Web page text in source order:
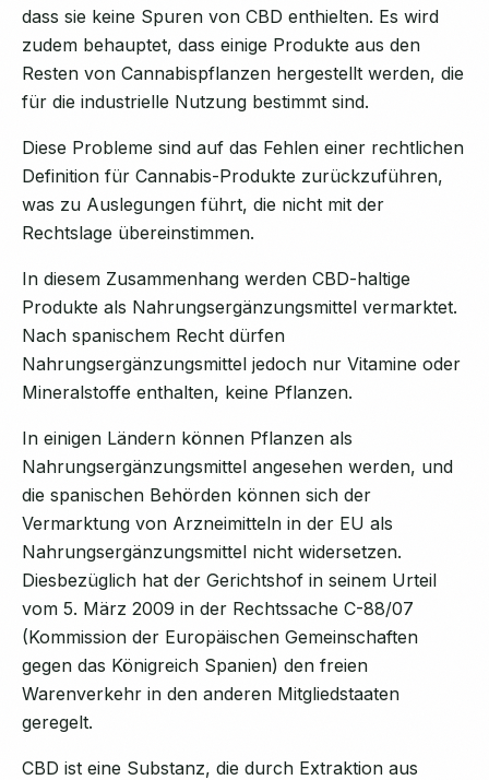
dass sie keine Spuren von CBD enthielten. Es wird
zudem behauptet, dass einige Produkte aus den
Resten von Cannabispflanzen hergestellt werden, die
für die industrielle Nutzung bestimmt sind.
Diese Probleme sind auf das Fehlen einer rechtlichen
Definition für Cannabis-Produkte zurückzuführen,
was zu Auslegungen führt, die nicht mit der
Rechtslage übereinstimmen.
In diesem Zusammenhang werden CBD-haltige
Produkte als Nahrungsergänzungsmittel vermarktet.
Nach spanischem Recht dürfen
Nahrungsergänzungsmittel jedoch nur Vitamine oder
Mineralstoffe enthalten, keine Pflanzen.
In einigen Ländern können Pflanzen als
Nahrungsergänzungsmittel angesehen werden, und
die spanischen Behörden können sich der
Vermarktung von Arzneimitteln in der EU als
Nahrungsergänzungsmittel nicht widersetzen.
Diesbezüglich hat der Gerichtshof in seinem Urteil
vom 5. März 2009 in der Rechtssache C-88/07
(Kommission der Europäischen Gemeinschaften
gegen das Königreich Spanien) den freien
Warenverkehr in den anderen Mitgliedstaaten
geregelt.
CBD ist eine Substanz, die durch Extraktion aus